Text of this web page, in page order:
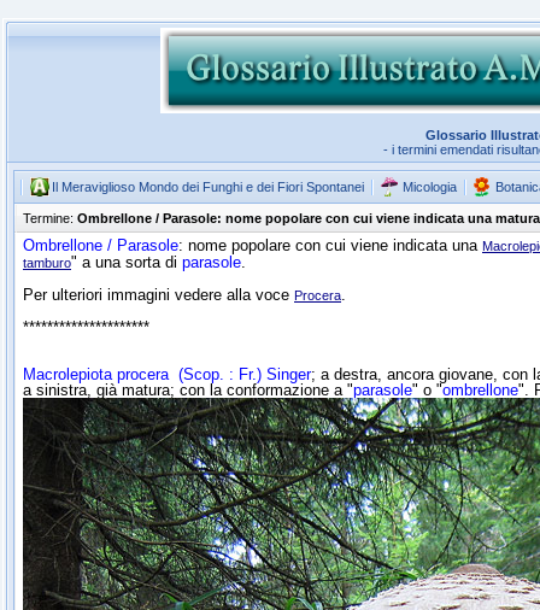
Glossario
- i termini emendati
Il Meraviglioso Mondo dei Funghi e dei Fiori Spontanei Micologia
Termine: Ombrellone / Parasole: nome popolare con cui viene indicata una
Ombrellone / Parasole: nome popolare con cui viene indicata una
tamburo" a una sorta di parasole.
Per ulteriori immagini vedere alla voce Procera.
*********************
Macrolepiota procera (Scop. : Fr.) Singer; a destra, ancora giovane, con
a sinistra, già matura; con la conformazione a "parasole" o "ombrellone".